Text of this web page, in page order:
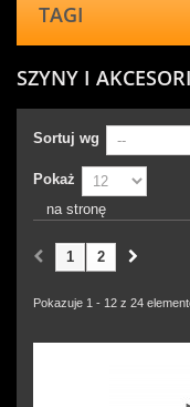
TAGI
SZYNY I
Sortuj wg
Pokaż
na stronę
1 2
Pokazuje 1 - 12 z 24